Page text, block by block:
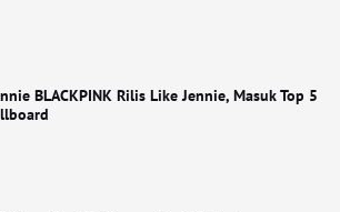
BLACKPINK Rilis Like Jennie, Masuk Top 5